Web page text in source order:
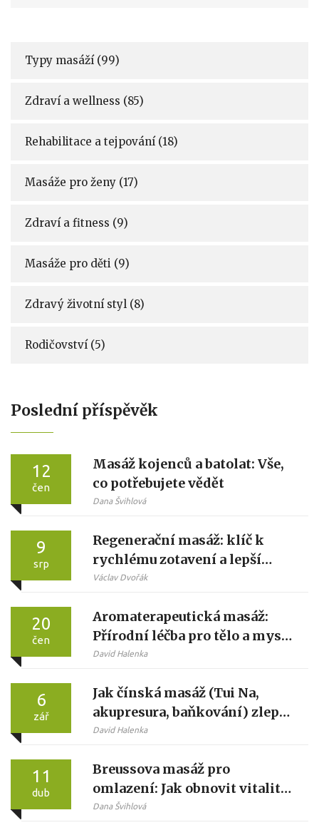
Typy masáží (99)
Zdraví a wellness (85)
Rehabilitace a tejpování (18)
Masáže pro ženy (17)
Zdraví a fitness (9)
Masáže pro děti (9)
Zdravý životní styl (8)
Rodičovství (5)
Poslední příspěvěk
12
čen
Masáž kojenců a batolat: Vše,
co potřebujete vědět
Dana Švihlová
9
srp
Regenerační masáž: klíč k
rychlému zotavení a lepší
pohodě
Václav Dvořák
20
čen
Aromaterapeutická masáž:
Přírodní léčba pro tělo a mysl
- Kompletní průvodce
David Halenka
6
zář
Jak čínská masáž (Tui Na,
akupresura, baňkování) zlepší
kvalitu života
David Halenka
11
dub
Breussova masáž pro
omlazení: Jak obnovit vitalitu
a energii
Dana Švihlová